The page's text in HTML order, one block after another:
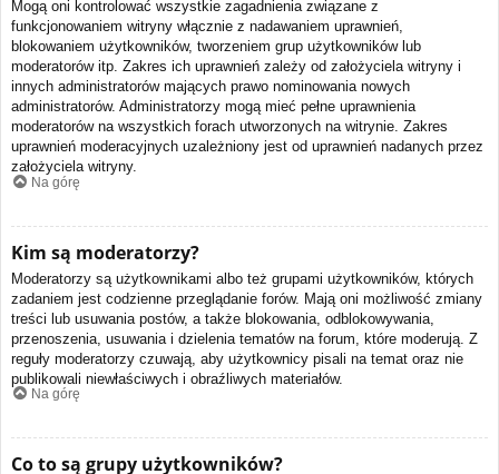
Mogą oni kontrolować wszystkie zagadnienia związane z
funkcjonowaniem witryny włącznie z nadawaniem uprawnień,
blokowaniem użytkowników, tworzeniem grup użytkowników lub
moderatorów itp. Zakres ich uprawnień zależy od założyciela witryny i
innych administratorów mających prawo nominowania nowych
administratorów. Administratorzy mogą mieć pełne uprawnienia
moderatorów na wszystkich forach utworzonych na witrynie. Zakres
uprawnień moderacyjnych uzależniony jest od uprawnień nadanych przez
założyciela witryny.
Na górę
Kim są moderatorzy?
Moderatorzy są użytkownikami albo też grupami użytkowników, których
zadaniem jest codzienne przeglądanie forów. Mają oni możliwość zmiany
treści lub usuwania postów, a także blokowania, odblokowywania,
przenoszenia, usuwania i dzielenia tematów na forum, które moderują. Z
reguły moderatorzy czuwają, aby użytkownicy pisali na temat oraz nie
publikowali niewłaściwych i obraźliwych materiałów.
Na górę
Co to są grupy użytkowników?